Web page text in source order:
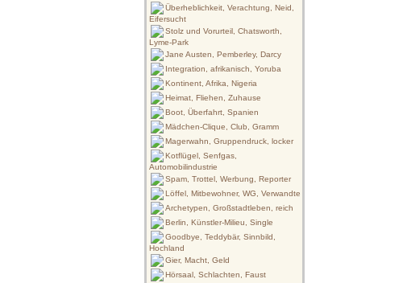
Überheblichkeit, Verachtung, Neid,
Eifersucht
Stolz und Vorurteil, Chatsworth,
Lyme-Park
Jane Austen, Pemberley, Darcy
Integration, afrikanisch, Yoruba
Kontinent, Afrika, Nigeria
Heimat, Fliehen, Zuhause
Boot, Überfahrt, Spanien
Mädchen-Clique, Club, Gramm
Magerwahn, Gruppendruck, locker
Kotflügel, Senfgas,
Automobilindustrie
Spam, Trottel, Werbung, Reporter
Löffel, Mitbewohner, WG, Verwandte
Archetypen, Großstadtleben, reich
Berlin, Künstler-Milieu, Single
Goodbye, Teddybär, Sinnbild,
Hochland
Gier, Macht, Geld
Hörsaal, Schlachten, Faust